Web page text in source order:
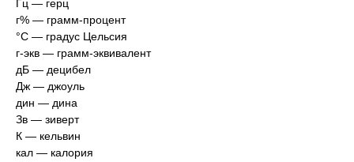
Гц — герц
г% — грамм-процент
°С — градус Цельсия
г-экв — грамм-эквивалент
дБ — децибел
Дж — джоуль
дин — дина
Зв — зиверт
К — кельвин
кал — калория